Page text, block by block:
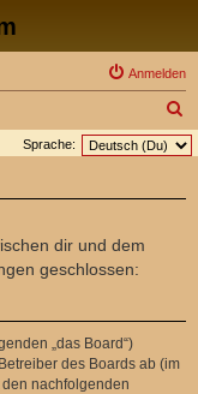
Anmelden
u
Sprache:
dir und dem
geschlossen:
„das Board“)
des Boards ab (im
den nachfolgenden